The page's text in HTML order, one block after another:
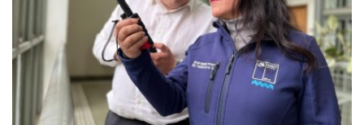
Tribunales
Deporte